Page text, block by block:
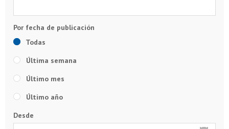
Todas
Última semana
Último mes
Último año
Desde